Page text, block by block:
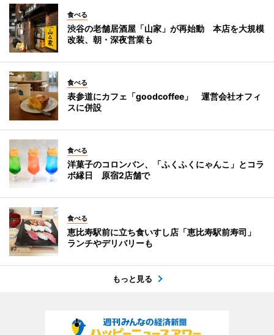
食べる
渋谷の老舗居酒屋「山家」が再始動 本店を大規模
改装、朝・深夜営業も
食べる
表参道にカフェ「goodcoffee」 運営会社オフィ
スに併設
食べる
洋菓子のコロンバン、「ふくふくにゃんこ」とコラ
ボ縁日 原宿2店舗で
食べる
恵比寿駅前に立ち食いすし店「恵比寿駅前寿司」
ランチやデリバリーも
もっと見る